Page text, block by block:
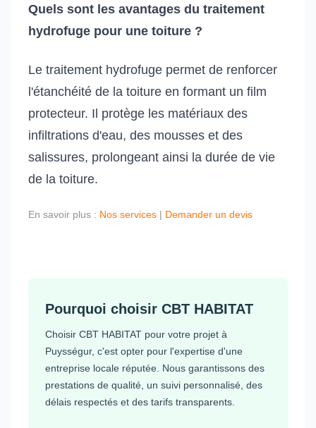
Quels sont les avantages du traitement
hydrofuge pour une toiture ?
Le traitement hydrofuge permet de renforcer
l'étanchéité de la toiture en formant un film
protecteur. Il protège les matériaux des
infiltrations d'eau, des mousses et des
salissures, prolongeant ainsi la durée de vie
de la toiture.
En savoir plus : Nos services | Demander un devis
Pourquoi choisir CBT HABITAT
Choisir CBT HABITAT pour votre projet à
Puysségur, c'est opter pour l'expertise d'une
entreprise locale réputée. Nous garantissons des
prestations de qualité, un suivi personnalisé, des
délais respectés et des tarifs transparents.